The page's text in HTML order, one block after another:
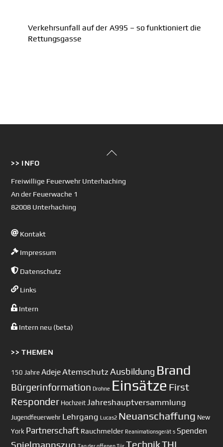
Verkehrsunfall auf der A995 – so funktioniert die
Rettungsgasse
Back
>> INFO
Freiwillige Feuerwehr Unterhaching
An der Feuerwache 1
82008 Unterhaching
Kontakt
Impressum
Datenschutz
Links
Intern
Intern neu (beta)
>> THEMEN
150 Jahre AdejeAtemschutz Ausbildung Brand
Bürgerinformation Drohne Einsätze First
Responder Hochzeit Jahreshauptversammlung
Jugendfeuerwehr Lehrgang Lucas2 Neuanschaffung New
York Partnerschaft Rauchmelder Reanimationsgerät s Spenden
Spielmannszug TechnikTHL